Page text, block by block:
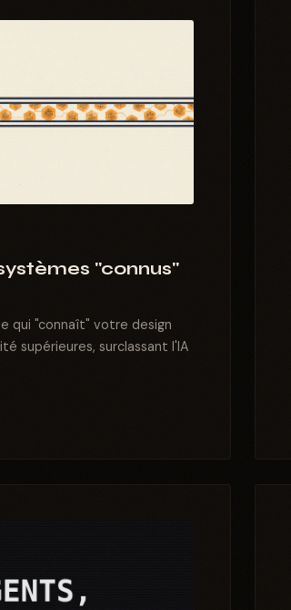
"connus"
qui "connaît" votre design
supérieures, surclassant l'IA